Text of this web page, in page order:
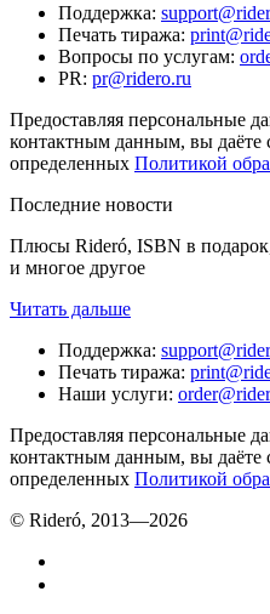
Поддержка:
Печать тиража:
Вопросы по услугам:
PR: pr@ridero.ru
Предоставляя персональные
контактным данным, вы даёте
определенных Политикой
Последние новости
Плюсы Rideró, ISBN в
и многое другое
Читать дальше
Поддержка:
Печать тиража:
Наши услуги:
Предоставляя персональные
контактным данным, вы даёте
определенных Политикой
© Rideró, 2013—2026